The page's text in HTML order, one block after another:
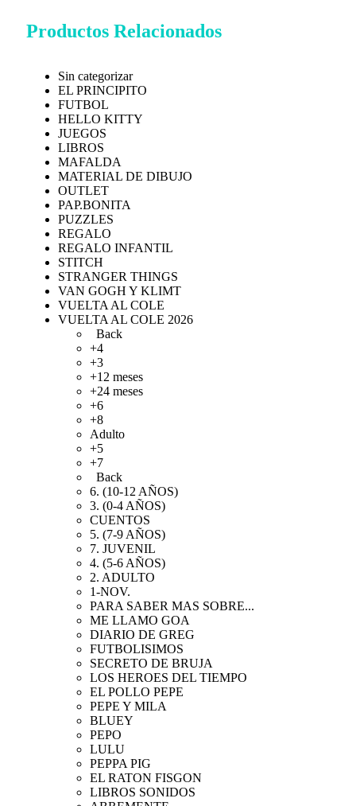
Productos Relacionados
Sin categorizar
EL PRINCIPITO
FUTBOL
HELLO KITTY
JUEGOS
LIBROS
MAFALDA
MATERIAL DE DIBUJO
OUTLET
PAP.BONITA
PUZZLES
REGALO
REGALO INFANTIL
STITCH
STRANGER THINGS
VAN GOGH Y KLIMT
VUELTA AL COLE
VUELTA AL COLE 2026
Back
+4
+3
+12 meses
+24 meses
+6
+8
Adulto
+5
+7
Back
6. (10-12 AÑOS)
3. (0-4 AÑOS)
CUENTOS
5. (7-9 AÑOS)
7. JUVENIL
4. (5-6 AÑOS)
2. ADULTO
1-NOV.
PARA SABER MAS SOBRE...
ME LLAMO GOA
DIARIO DE GREG
FUTBOLISIMOS
SECRETO DE BRUJA
LOS HEROES DEL TIEMPO
EL POLLO PEPE
PEPE Y MILA
BLUEY
PEPO
LULU
PEPPA PIG
EL RATON FISGON
LIBROS SONIDOS